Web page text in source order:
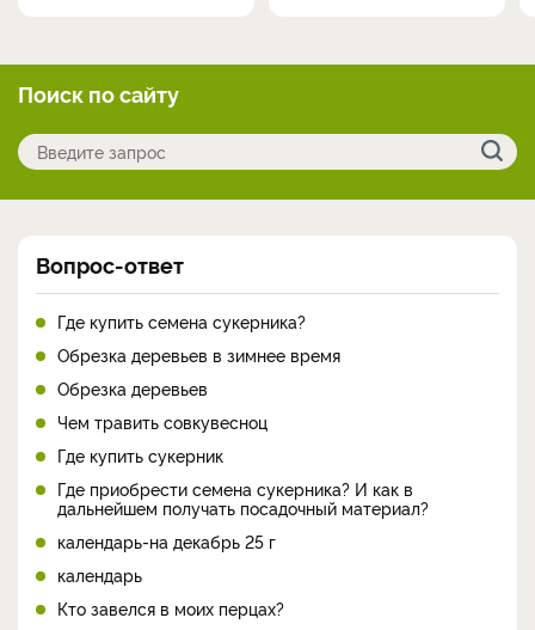
Поиск по сайту
Вопрос-ответ
Где купить семена сукерника?
Обрезка деревьев в зимнее время
Обрезка деревьев
Чем травить совкувесноц
Где купить сукерник
Где приобрести семена сукерника? И как в
дальнейшем получать посадочный материал?
календарь-на декабрь 25 г
календарь
Кто завелся в моих перцах?